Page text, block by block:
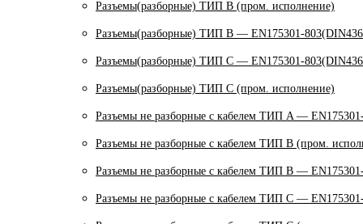
Разъемы(разборные) ТИП В (пром. исполнение)
Разъемы(разборные) ТИП B — EN175301-
Разъемы(разборные) ТИП C — EN175301-
Разъемы(разборные) ТИП С (пром. исполнение)
Разъемы не разборные с кабелем ТИП A —
Разъемы не разборные с кабелем ТИП B (пром.
Разъемы не разборные с кабелем ТИП B —
Разъемы не разборные с кабелем ТИП C —